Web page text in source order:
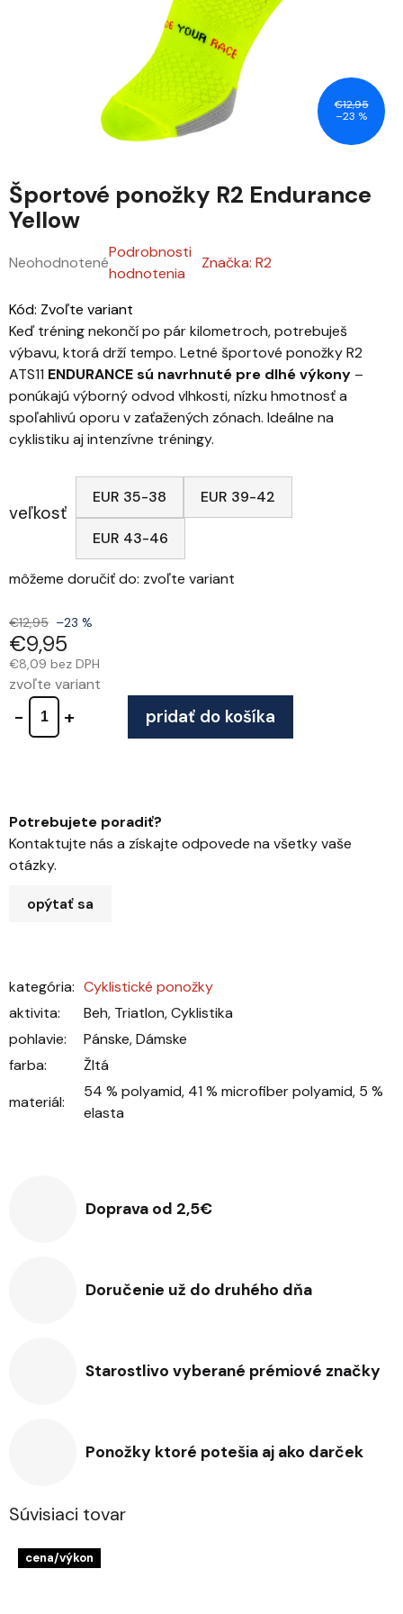
€12,95
–23 %
Športové ponožky R2 Endurance
Yellow
Priemerné hodnotenie produktu je 0,0 z 5 hviezdičiek.
Neohodnotené
Podrobnosti
hodnotenia
Značka: R2
€12,95 –23 %
€9,95
€8,09 bez DPH
zvoľte variant
pridať do košíka
veľkosť
EUR 35-38 EUR 39-42
EUR 43-46
môžeme doručiť do: zvoľte variant
Kód: Zvoľte variant
Keď tréning nekončí po pár kilometroch, potrebuješ
výbavu, ktorá drží tempo. Letné športové ponožky R2
ATS11 ENDURANCE sú navrhnuté pre dlhé výkony –
ponúkajú výborný odvod vlhkosti, nízku hmotnosť a
spoľahlivú oporu v zaťažených zónach. Ideálne na
cyklistiku aj intenzívne tréningy.
Potrebujete poradiť?
Kontaktujte nás a získajte odpovede na všetky vaše
otázky.
opýtať sa
kategória: Cyklistické ponožky
aktivita:
Beh, Triatlon, Cyklistika
pohlavie:
Pánske, Dámske
farba:
Žltá
materiál:
54 % polyamid, 41 % microfiber polyamid, 5 %
elasta
Doprava od 2,5€
Doručenie už do druhého dňa
Starostlivo vyberané prémiové značky
Ponožky ktoré potešia aj ako darček
Súvisiaci tovar
cena/výkon